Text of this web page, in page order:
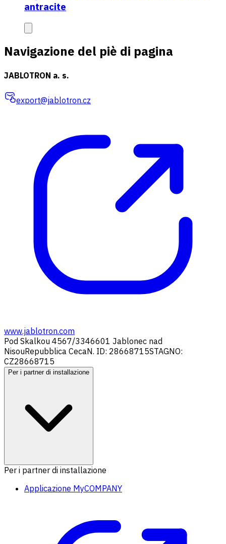
antracite
Navigazione del piè di pagina
JABLOTRON a. s.
export@jablotron.cz
www.jablotron.com
Pod Skalkou 4567/3346601 Jablonec nad
NisouRepubblica CecaN. ID: 28668715STAGNO:
CZ28668715
Per i partner di installazione
Per i partner di installazione
Applicazione MyCOMPANY